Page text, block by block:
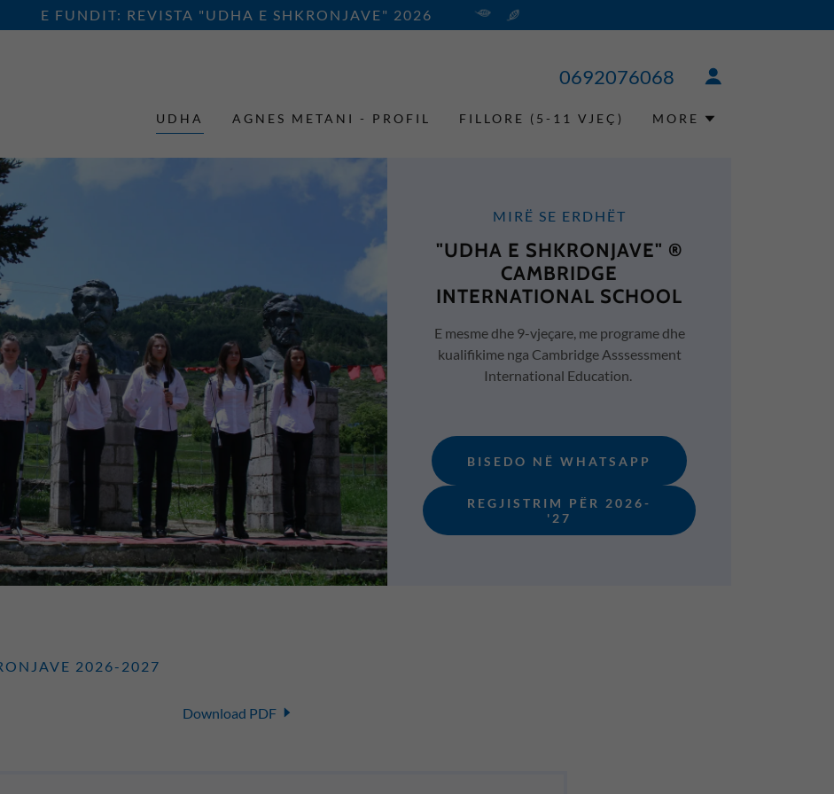
E FUNDIT: REVISTA "UDHA E SHKRONJAVE" 2026
0692076068
UDHA AGNES METANI - PROFIL FILLORE (5-11 VJEÇ) MORE
MIRË SE ERDHËT
"UDHA E SHKRONJAVE" ®
CAMBRIDGE
INTERNATIONAL SCHOOL
E mesme dhe 9-vjeçare, me programe dhe
kualifikime nga Cambridge Asssessment
International Education.
BISEDO NË WHATSAPP
REGJISTRIM PËR 2026-
'27
2026-2027
Download PDF